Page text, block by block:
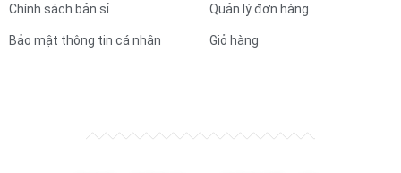
Chính sách bản sỉ
Bảo mật thông tin cá nhân
Quản lý đơn hàng
Giỏ hàng